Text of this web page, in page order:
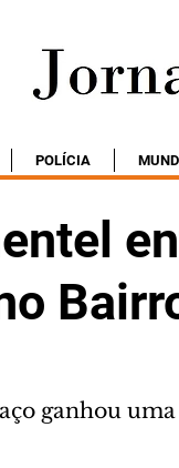
POLÍCIA
ganhou